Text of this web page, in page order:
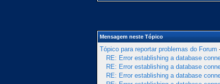
Mensagem neste Tópico
Tópico para reportar problemas do Forum
RE: Error establishing a database
RE: Error establishing a database
RE: Error establishing a database